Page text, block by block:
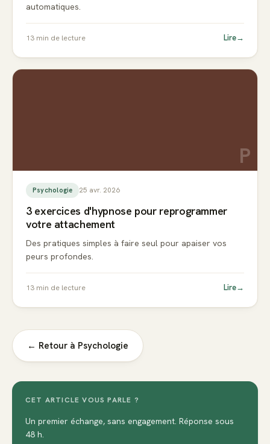
automatiques.
13 min de lecture Lire→
P
Psychologie 25 avr. 2026
3 exercices d'hypnose pour reprogrammer
votre attachement
Des pratiques simples à faire seul pour apaiser vos
peurs profondes.
13 min de lecture Lire→
← Retour à Psychologie
CET ARTICLE VOUS PARLE ?
Un premier échange, sans engagement. Réponse sous
48 h.